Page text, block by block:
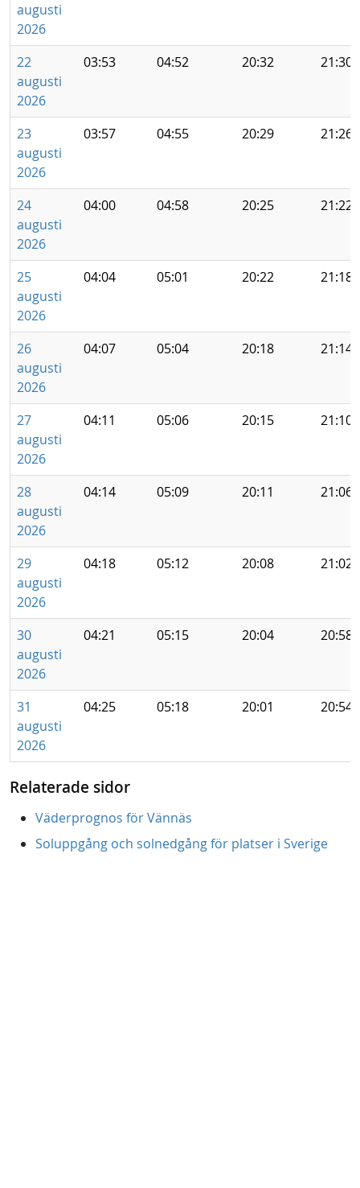
augusti
2026
22
augusti
2026
03:53 04:52 20:32 21:30
23
augusti
2026
03:57 04:55 20:29 21:26
24
augusti
2026
04:00 04:58 20:25 21:22
25
augusti
2026
04:04 05:01 20:22 21:18
26
augusti
2026
04:07 05:04 20:18 21:14
27
augusti
2026
04:11 05:06 20:15 21:10
28
augusti
2026
04:14 05:09 20:11 21:06
29
augusti
2026
04:18 05:12 20:08 21:02
30
augusti
2026
04:21 05:15 20:04 20:58
31
augusti
2026
04:25 05:18 20:01 20:54
Relaterade sidor
Väderprognos för Vännäs
Soluppgång och solnedgång för platser i Sverige